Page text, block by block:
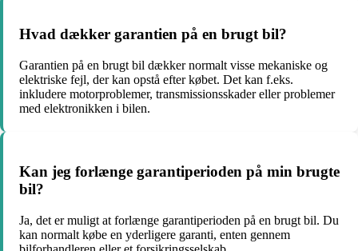
Hvad dækker garantien på en brugt bil?
Garantien på en brugt bil dækker normalt visse mekaniske og
elektriske fejl, der kan opstå efter købet. Det kan f.eks.
inkludere motorproblemer, transmissionsskader eller problemer
med elektronikken i bilen.
Kan jeg forlænge garantiperioden på min brugte
bil?
Ja, det er muligt at forlænge garantiperioden på en brugt bil. Du
kan normalt købe en yderligere garanti, enten gennem